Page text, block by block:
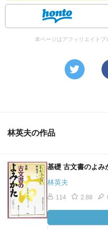
本ページはアフィリエイト
林英夫の作品
基礎 古文書のよみ
林英夫
114 2.88